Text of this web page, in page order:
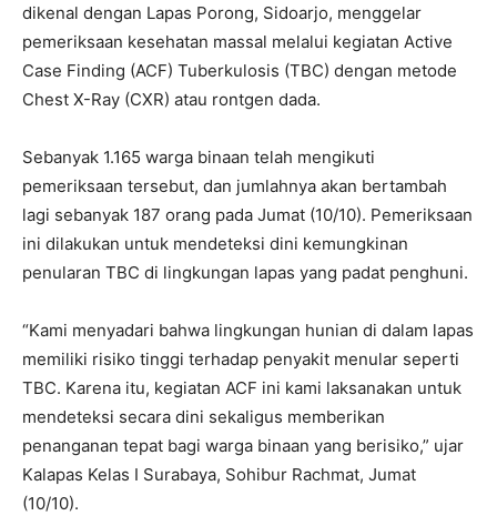
dikenal dengan Lapas Porong, Sidoarjo, menggelar
pemeriksaan kesehatan massal melalui kegiatan Active
Case Finding (ACF) Tuberkulosis (TBC) dengan metode
Chest X-Ray (CXR) atau rontgen dada.
Sebanyak 1.165 warga binaan telah mengikuti
pemeriksaan tersebut, dan jumlahnya akan bertambah
lagi sebanyak 187 orang pada Jumat (10/10). Pemeriksaan
ini dilakukan untuk mendeteksi dini kemungkinan
penularan TBC di lingkungan lapas yang padat penghuni.
“Kami menyadari bahwa lingkungan hunian di dalam lapas
memiliki risiko tinggi terhadap penyakit menular seperti
TBC. Karena itu, kegiatan ACF ini kami laksanakan untuk
mendeteksi secara dini sekaligus memberikan
penanganan tepat bagi warga binaan yang berisiko,” ujar
Kalapas Kelas I Surabaya, Sohibur Rachmat, Jumat
(10/10).